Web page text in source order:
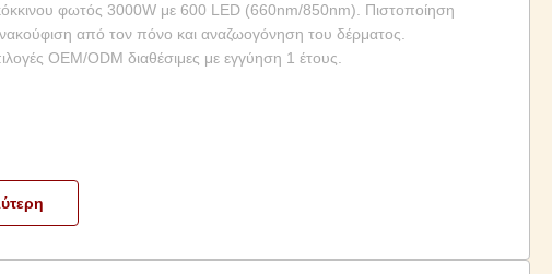
φωτός 3000W με 600 LED (660nm/850nm). Πιστοποίηση
από τον πόνο και αναζωογόνηση του δέρματος.
OEM/ODM διαθέσιμες με εγγύηση 1 έτους.